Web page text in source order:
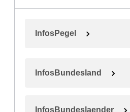
InfosPegel
InfosBundesland
InfosBundeslaender